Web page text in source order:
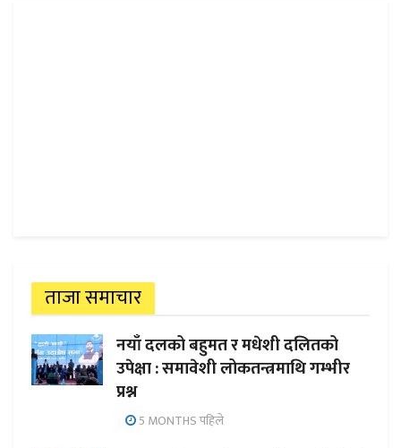
ताजा समाचार
नयाँ दलको बहुमत र मधेशी दलितको
उपेक्षा : समावेशी लोकतन्त्रमाथि गम्भीर
प्रश्न
5 MONTHS पहिले